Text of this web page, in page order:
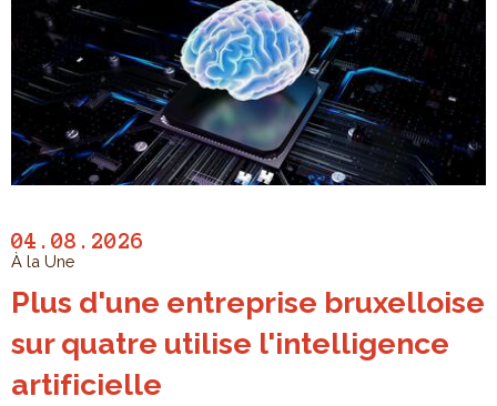
04.08.2026
À la Une
Plus d'une entreprise bruxelloise
sur quatre utilise l'intelligence
artificielle